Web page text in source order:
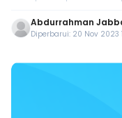
Abdurrahman
Diperbarui: 20 Nov 2023